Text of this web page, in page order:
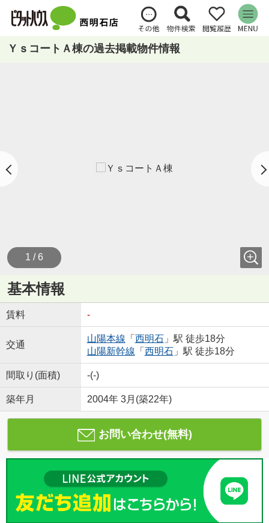
ＹｓコートＡ棟の過去掲載物件情報
1 / 6
基本情報
賃料 -
交通
山陽本線 「 西明石」駅 徒歩18分
山陽新幹線 「 西明石」駅 徒歩18分
間取り(面積) -(-)
築年月 2004年 3月(築22年)
お問い合わせ(無料)